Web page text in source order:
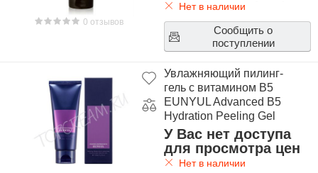
0 отзывов
Нет в наличии
Сообщить о
поступлении
Увлажняющий пилинг-
гель с витамином B5
EUNYUL Advanced B5
Hydration Peeling Gel
У Вас нет доступа
для просмотра цен
Нет в наличии